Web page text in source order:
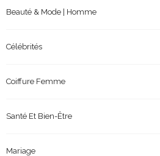
Beauté & Mode | Homme
Célébrités
Coiffure Femme
Santé Et Bien-Être
Mariage